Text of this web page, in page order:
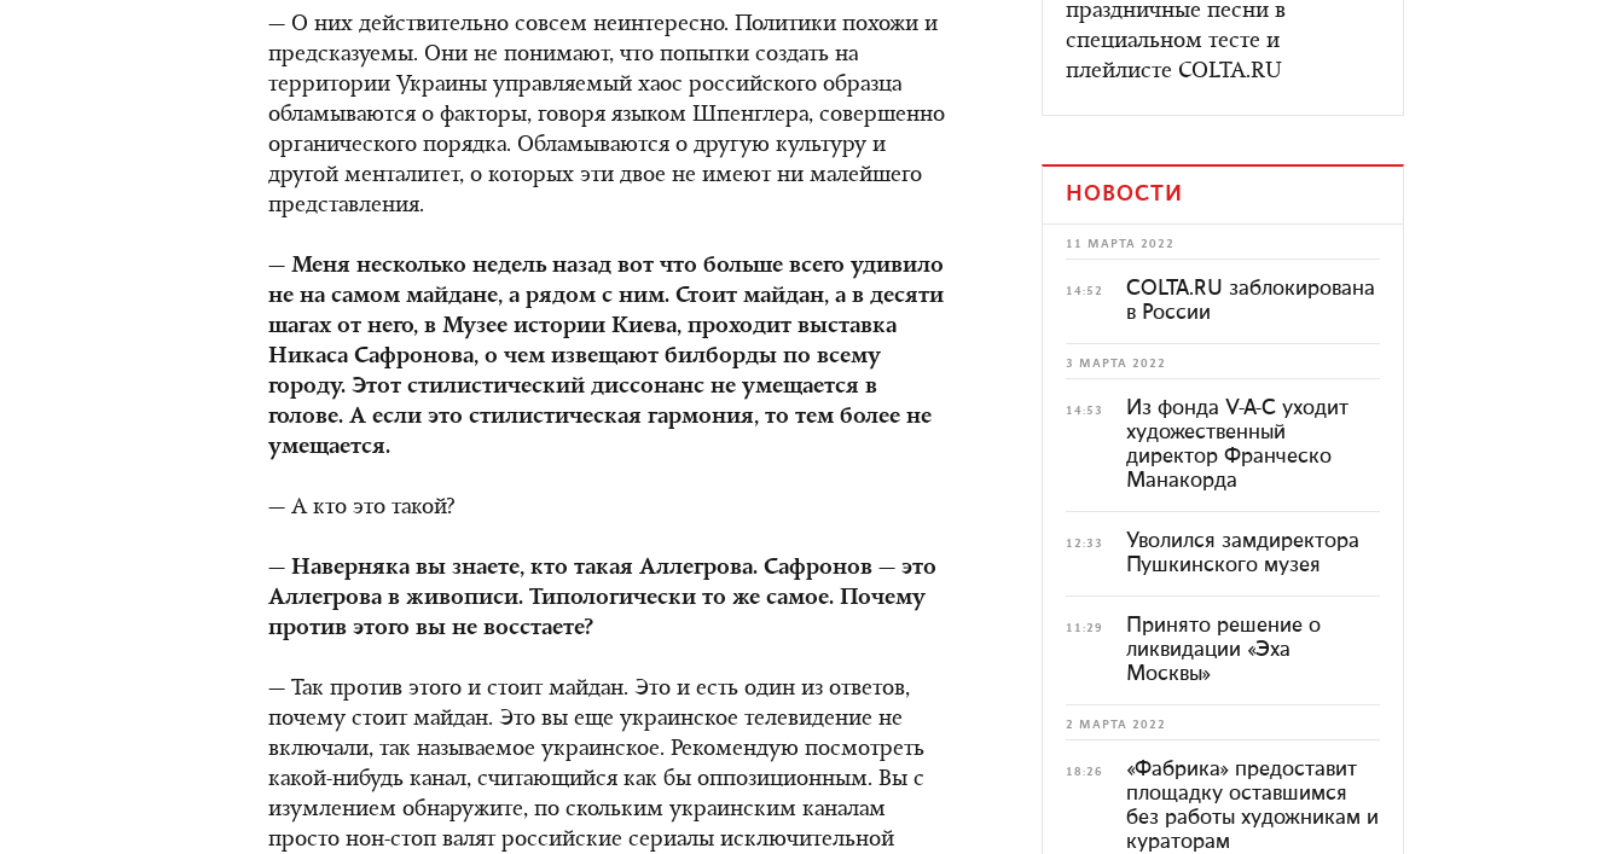
— О них действительно совсем неинтересно. Политики похожи и
предсказуемы. Они не понимают, что попытки создать на
территории Украины управляемый хаос российского образца
обламываются о факторы, говоря языком Шпенглера, совершенно
органического порядка. Обламываются о другую культуру и
другой менталитет, о которых эти двое не имеют ни малейшего
представления.
— Меня несколько недель назад вот что больше всего удивило
не на самом майдане, а рядом с ним. Стоит майдан, а в десяти
шагах от него, в Музее истории Киева, проходит выставка
Никаса Сафронова, о чем извещают билборды по всему
городу. Этот стилистический диссонанс не умещается в
голове. А если это стилистическая гармония, то тем более не
умещается.
— А кто это такой?
— Наверняка вы знаете, кто такая Аллегрова. Сафронов — это
Аллегрова в живописи. Типологически то же самое. Почему
против этого вы не восстаете?
— Так против этого и стоит майдан. Это и есть один из ответов,
почему стоит майдан. Это вы еще украинское телевидение не
включали, так называемое украинское. Рекомендую посмотреть
какой-нибудь канал, считающийся как бы оппозиционным. Вы с
изумлением обнаружите, по скольким украинским каналам
просто нон-стоп валят российские сериалы исключительной
праздничные песни в
специальном тесте и
плейлисте COLTA.RU
НОВОСТИ
11 МАРТА 2022
14:52
COLTA.RU заблокирована
в России
3 МАРТА 2022
14:53
Из фонда V-A-C уходит
художественный
директор Франческо
Манакорда
12:33
Уволился замдиректора
Пушкинского музея
11:29
Принято решение о
ликвидации «Эха
Москвы»
2 МАРТА 2022
18:26
«Фабрика» предоставит
площадку оставшимся
без работы художникам и
кураторам